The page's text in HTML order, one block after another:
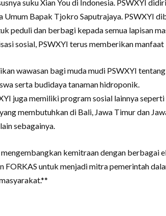
suku Xian You di Indonesia. PSWXYI
Umum Bapak Tjokro Saputrajaya. PSWXYI
peduli dan berbagi kepada semua lapisan
sosial, PSWXYI terus memberikan
wawasan bagi muda mudi PSWXYI
serta budidaya tanaman hidroponik.
juga memiliki program sosial lainnya
membutuhkan di Bali, Jawa Timur dan
sebagainya.
kemitraan dengan berbagai
FORKAS untuk menjadi mitra pemerintah